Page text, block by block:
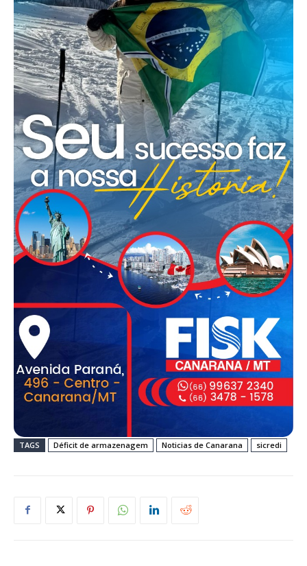
TAGS Déficit de armazenagem Noticias de Canarana sicredi